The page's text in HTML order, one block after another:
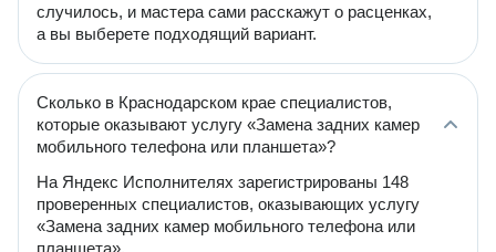
случилось, и мастера сами расскажут о расценках,
а вы выберете подходящий вариант.
Сколько в Краснодарском крае специалистов,
которые оказывают услугу «Замена задних камер
мобильного телефона или планшета»?
На Яндекс Исполнителях зарегистрированы 148
проверенных специалистов, оказывающих услугу
«Замена задних камер мобильного телефона или
планшета».